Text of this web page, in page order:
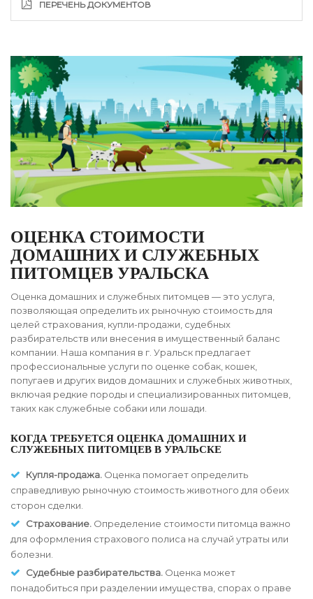
ПЕРЕЧЕНЬ ДОКУМЕНТОВ
ОЦЕНКА СТОИМОСТИ
ДОМАШНИХ И СЛУЖЕБНЫХ
ПИТОМЦЕВ УРАЛЬСКА
Оценка домашних и служебных питомцев — это услуга,
позволяющая определить их рыночную стоимость для
целей страхования, купли-продажи, судебных
разбирательств или внесения в имущественный баланс
компании. Наша компания в г. Уральск предлагает
профессиональные услуги по оценке собак, кошек,
попугаев и других видов домашних и служебных животных,
включая редкие породы и специализированных питомцев,
таких как служебные собаки или лошади.
КОГДА ТРЕБУЕТСЯ ОЦЕНКА ДОМАШНИХ И
СЛУЖЕБНЫХ ПИТОМЦЕВ В УРАЛЬСКЕ
Купля-продажа. Оценка помогает определить
справедливую рыночную стоимость животного для обеих
сторон сделки.
Страхование. Определение стоимости питомца важно
для оформления страхового полиса на случай утраты или
болезни.
Судебные разбирательства. Оценка может
понадобиться при разделении имущества, спорах о праве